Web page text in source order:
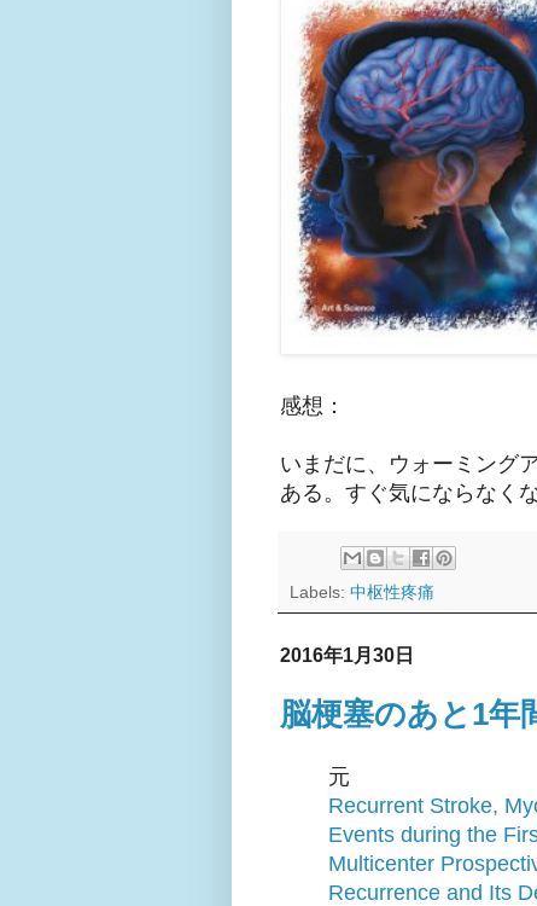
感想：
いまだに、ウォーミング
ある。すぐ気にならなく
Labels: 中枢性疼痛
2016年1月30日
脳梗塞のあと1年
元
Recurrent Stroke,
Events during the
Multicenter
Recurrence and Its